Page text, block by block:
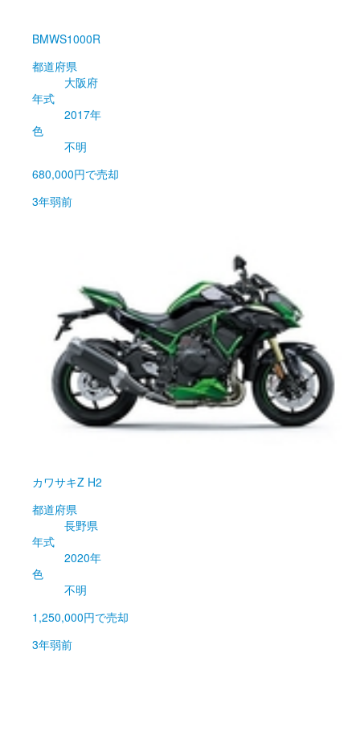
BMWS1000R
都道府県
大阪府
年式
2017年
色
不明
680,000円で売却
3年弱前
カワサキZ H2
都道府県
長野県
年式
2020年
色
不明
1,250,000円で売却
3年弱前